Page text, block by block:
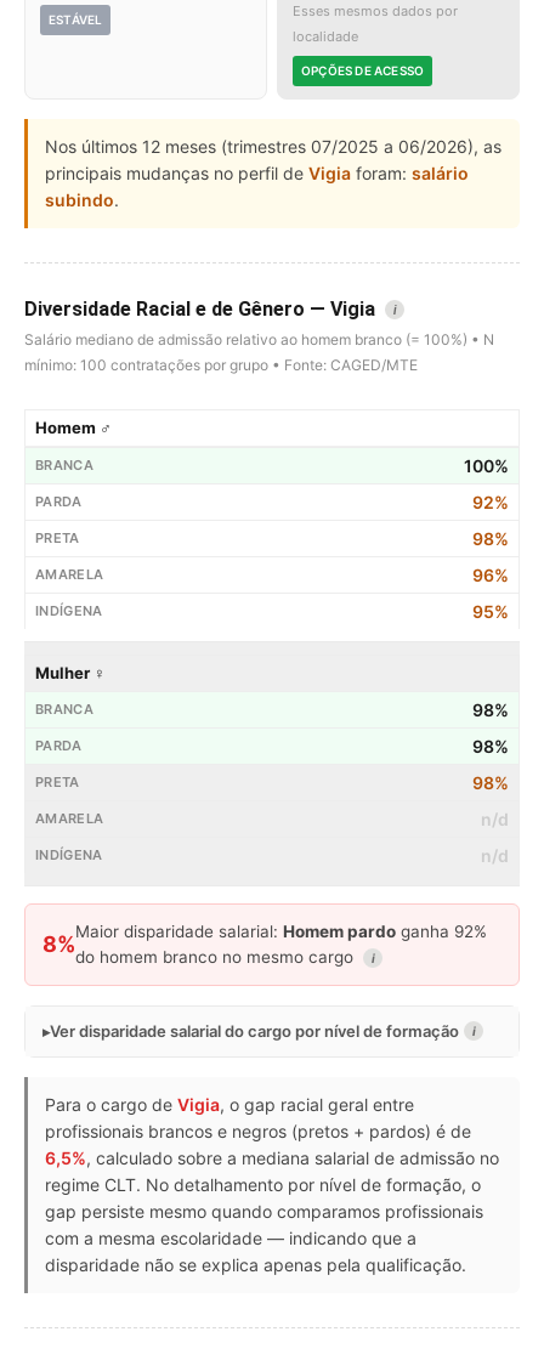
ESTÁVEL
Esses mesmos dados por
localidade
OPÇÕES DE ACESSO
Nos últimos 12 meses (trimestres 07/2025 a 06/2026), as
principais mudanças no perfil de Vigia foram: salário
subindo.
Diversidade Racial e de Gênero — Vigia i
Salário mediano de admissão relativo ao homem branco (= 100%) • N
mínimo: 100 contratações por grupo • Fonte: CAGED/MTE
Homem ♂
100%
92%
98%
96%
95%
Mulher ♀
98%
98%
98%
n/d
n/d
8%
Maior disparidade salarial: Homem pardo ganha 92%
do homem branco no mesmo cargo
i
Ver disparidade salarial do cargo por nível de formação i
Para o cargo de Vigia, o gap racial geral entre
profissionais brancos e negros (pretos + pardos) é de
6,5%, calculado sobre a mediana salarial de admissão no
regime CLT. No detalhamento por nível de formação, o
gap persiste mesmo quando comparamos profissionais
com a mesma escolaridade — indicando que a
disparidade não se explica apenas pela qualificação.